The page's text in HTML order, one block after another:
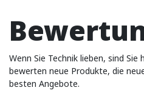
Wenn Sie Technik lieben, sind Sie
bewerten neue Produkte, die
besten Angebote.